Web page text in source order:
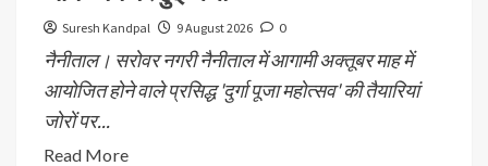
Suresh Kandpal 9 August 2026 0
नैनीताल। सरोवर नगरी नैनीताल में आगामी अक्तूबर माह में
आयोजित होने वाले प्रसिद्ध 'दुर्गा पूजा महोत्सव' की तैयारियां
जोरों पर...
Read More